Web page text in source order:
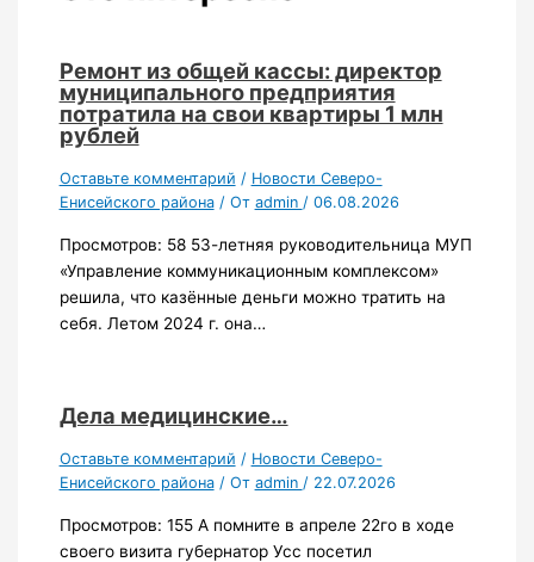
Ремонт из общей кассы: директор
муниципального предприятия
потратила на свои квартиры 1 млн
рублей
Оставьте комментарий / Новости Северо-
Енисейского района/ От admin / 06.08.2026
Просмотров: 58 53-летняя руководительница МУП
«Управление коммуникационным комплексом»
решила, что казённые деньги можно тратить на
себя. Летом 2024 г. она…
Дела медицинские…
Оставьте комментарий / Новости Северо-
Енисейского района/ От admin / 22.07.2026
Просмотров: 155 А помните в апреле 22го в ходе
своего визита губернатор Усс посетил